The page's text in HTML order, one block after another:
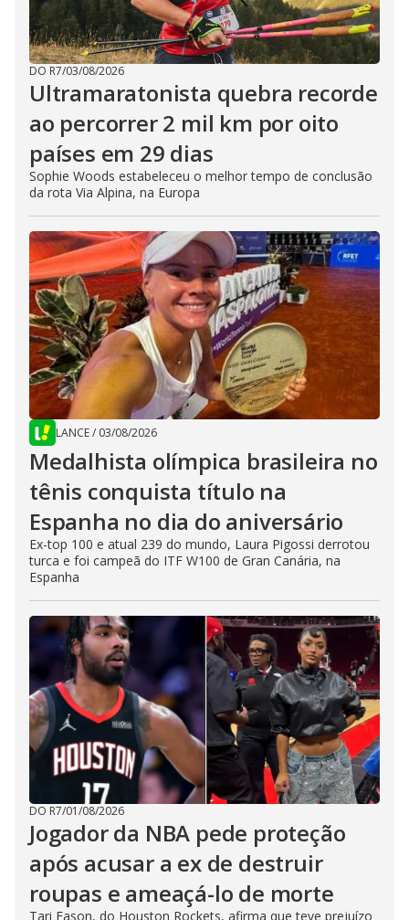
DO R7/03/08/2026
Ultramaratonista quebra recorde
ao percorrer 2 mil km por oito
países em 29 dias
Sophie Woods estabeleceu o melhor tempo de conclusão
da rota Via Alpina, na Europa
LANCE/ 03/08/2026
Medalhista olímpica brasileira no
tênis conquista título na
Espanha no dia do aniversário
Ex-top 100 e atual 239 do mundo, Laura Pigossi derrotou
turca e foi campeã do ITF W100 de Gran Canária, na
Espanha
DO R7/01/08/2026
Jogador da NBA pede proteção
após acusar a ex de destruir
roupas e ameaçá-lo de morte
Tari Eason, do Houston Rockets, afirma que teve prejuízo